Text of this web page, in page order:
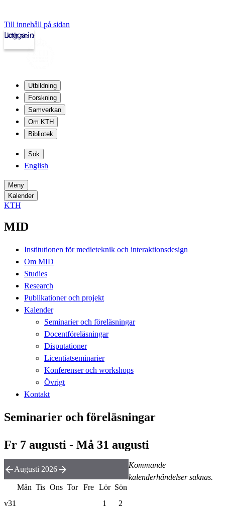
Till innehåll på sidan
kth.se
Logga in
Utbildning
Forskning
Samverkan
Om KTH
Bibliotek
Sök
English
Meny
Kalender
KTH
MID
Institutionen för medieteknik och interaktionsdesign
Om MID
Studies
Research
Publikationer och projekt
Kalender
Seminarier och föreläsningar
Docentföreläsningar
Disputationer
Licentiatseminarier
Konferenser och workshops
Övrigt
Kontakt
Seminarier och föreläsningar
Fr 7 augusti - Må 31 augusti
Kommande
kalenderhändelser saknas.
Augusti 2026
Mån Tis Ons Tor Fre Lör Sön
v31
1
2